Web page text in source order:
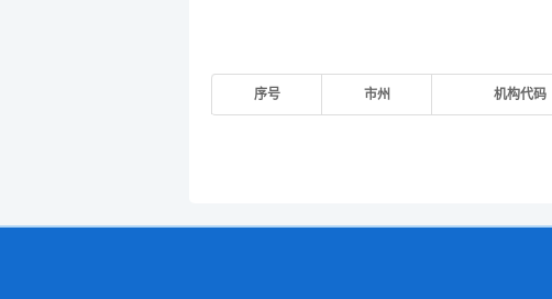
序号 市州 机构代码